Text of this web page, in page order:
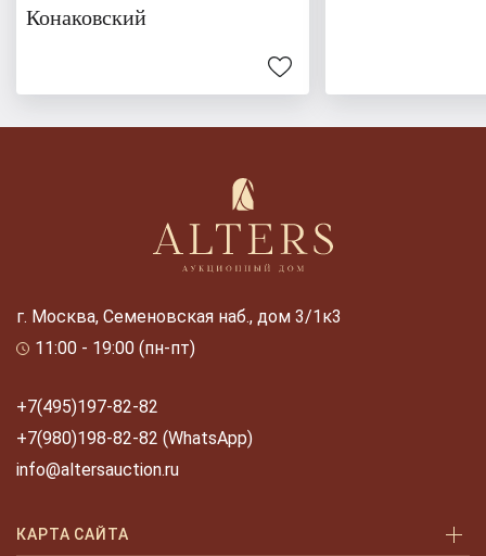
Конаковский
г. Москва, Семеновская наб., дом 3/1к3
11:00 - 19:00 (пн-пт)
+7(495)197-82-82
+7(980)198-82-82 (WhatsApp)
info@altersauction.ru
КАРТА САЙТА